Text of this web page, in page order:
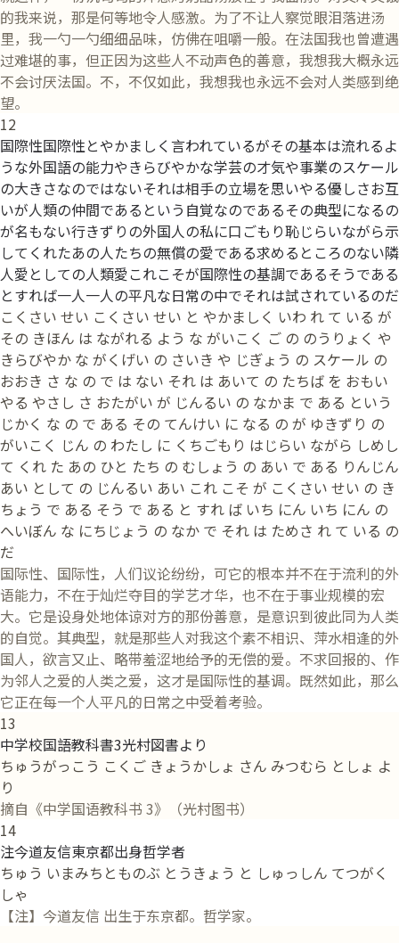
的我来说，那是何等地令人感激。为了不让人察觉眼泪落进汤
里，我一勺一勺细细品味，仿佛在咀嚼一般。在法国我也曾遭遇
过难堪的事，但正因为这些人不动声色的善意，我想我大概永远
不会讨厌法国。不，不仅如此，我想我也永远不会对人类感到绝
望。
12
国際性国際性とやかましく言われているがその基本は流れるよ
うな外国語の能力やきらびやかな学芸の才気や事業のスケール
の大きさなのではないそれは相手の立場を思いやる優しさお互
いが人類の仲間であるという自覚なのであるその典型になるの
が名もない行きずりの外国人の私に口ごもり恥じらいながら示
してくれたあの人たちの無償の愛である求めるところのない隣
人愛としての人類愛これこそが国際性の基調であるそうである
とすれば一人一人の平凡な日常の中でそれは試されているのだ
こくさい せい こくさい せい と やかましく いわ れ て いる が
その きほん は ながれる よう な がいこく ご の のうりょく や
きらびやか な がくげい の さいき や じぎょう の スケール の
おおき さ な の で は ない それ は あいて の たちば を おもい
やる やさし さ おたがい が じんるい の なかま で ある という
じかく な の で ある その てんけい に なる の が ゆきずり の
がいこく じん の わたし に くちごもり はじらい ながら しめし
て くれ た あの ひと たち の むしょう の あい で ある りんじん
あい として の じんるい あい これ こそ が こくさい せい の き
ちょう で ある そう で ある と すれ ば いち にん いち にん の
へいぼん な にちじょう の なか で それ は ためさ れ て いる の
だ
国际性、国际性，人们议论纷纷，可它的根本并不在于流利的外
语能力，不在于灿烂夺目的学艺才华，也不在于事业规模的宏
大。它是设身处地体谅对方的那份善意，是意识到彼此同为人类
的自觉。其典型，就是那些人对我这个素不相识、萍水相逢的外
国人，欲言又止、略带羞涩地给予的无偿的爱。不求回报的、作
为邻人之爱的人类之爱，这才是国际性的基调。既然如此，那么
它正在每一个人平凡的日常之中受着考验。
13
中学校国語教科書3光村図書より
ちゅうがっこう こくご きょうかしょ さん みつむら としょ よ
り
摘自《中学国语教科书 3》（光村图书）
14
注今道友信東京都出身哲学者
ちゅう いまみちとものぶ とうきょう と しゅっしん てつがく
しゃ
【注】今道友信 出生于东京都。哲学家。